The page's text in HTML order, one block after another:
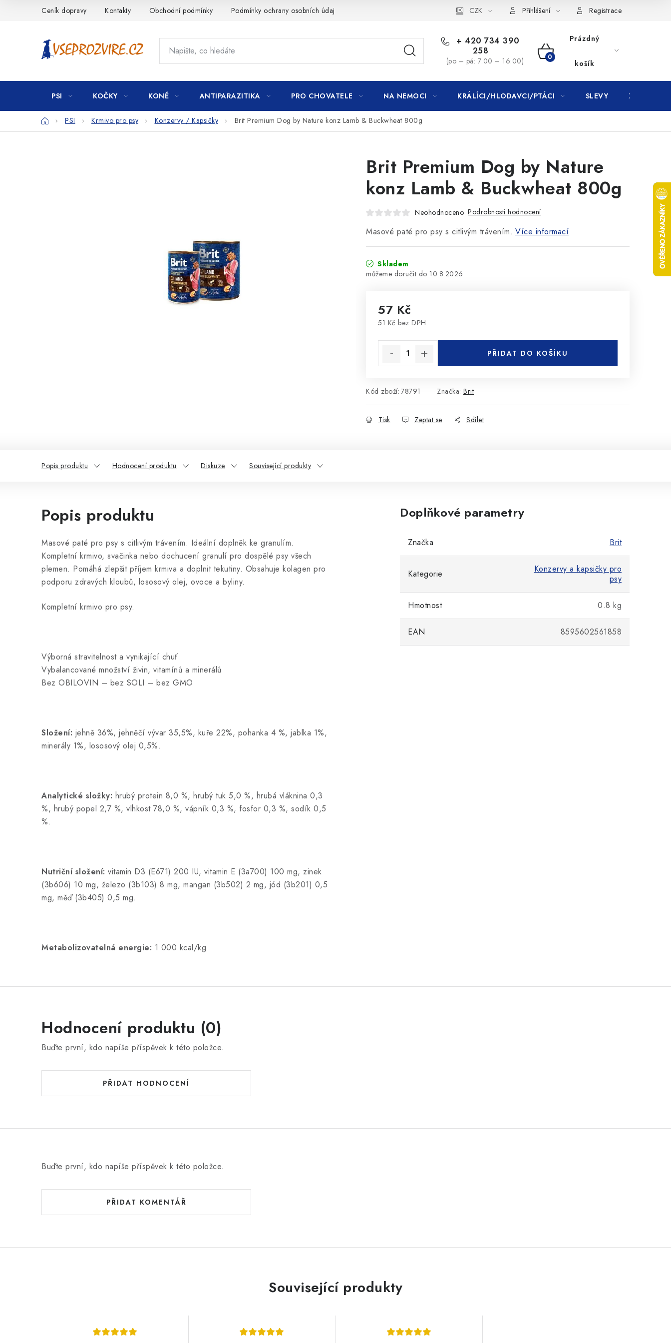
Ceník dopravy Kontakty Obchodní podmínky Podmínky ochrany osobních údajů CZK Přihlášení Registrace
+ 420 734 390
258
(po – pá: 7:00 – 16:00)
NÁKUPNÍ
KOŠÍK
Prázdný
košík
PSI KOČKY KONĚ ANTIPARAZITIKA PRO CHOVATELE NA NEMOCI KRÁLÍCI/HLODAVCI/PTÁCI SLEVY ZNAČKY
DomůPSI Krmivo pro psy Konzervy / Kapsičky Brit Premium Dog by Nature konz Lamb & Buckwheat 800g
Brit Premium Dog by Nature
konz Lamb & Buckwheat 800g
Neohodnoceno Podrobnosti hodnocení
Masové paté pro psy s citlivým trávením. Více informací
Skladem
10.8.2026
57 Kč
51 Kč bez DPH
PŘIDAT DO KOŠÍKU
Kód zboží: 78791 Značka: Brit
Tisk Zeptat se Sdílet
Popis produktu Hodnocení produktu Diskuze Související produkty
Popis produktu
Masové paté pro psy s citlivým trávením. Ideální doplněk ke granulím.
Kompletní krmivo, svačinka nebo dochucení granulí pro dospělé psy všech
plemen. Pomáhá zlepšit příjem krmiva a doplnit tekutiny. Obsahuje kolagen pro
podporu zdravých kloubů, lososový olej, ovoce a byliny.
Kompletní krmivo pro psy.
Výborná stravitelnost a vynikající chuť
Vybalancované množství živin, vitamínů a minerálů
Bez OBILOVIN – bez SOLI – bez GMO
Složení: jehně 36%, jehněčí vývar 35,5%, kuře 22%, pohanka 4 %, jablka 1%,
minerály 1%, lososový olej 0,5%.
Analytické složky: hrubý protein 8,0 %, hrubý tuk 5,0 %, hrubá vláknina 0,3
%, hrubý popel 2,7 %, vlhkost 78,0 %, vápník 0,3 %, fosfor 0,3 %, sodík 0,5
%.
Nutriční složení: vitamin D3 (E671) 200 IU, vitamin E (3a700) 100 mg, zinek
(3b606) 10 mg, železo (3b103) 8 mg, mangan (3b502) 2 mg, jód (3b201) 0,5
mg, měď (3b405) 0,5 mg.
Metabolizovatelná energie: 1 000 kcal/kg
Doplňkové parametry
Značka Brit
Kategorie
Konzervy a kapsičky pro
psy
Hmotnost 0.8 kg
EAN 8595602561858
Hodnocení produktu (0)
Buďte první, kdo napíše příspěvek k této položce.
PŘIDAT HODNOCENÍ
Buďte první, kdo napíše příspěvek k této položce.
PŘIDAT KOMENTÁŘ
Související produkty